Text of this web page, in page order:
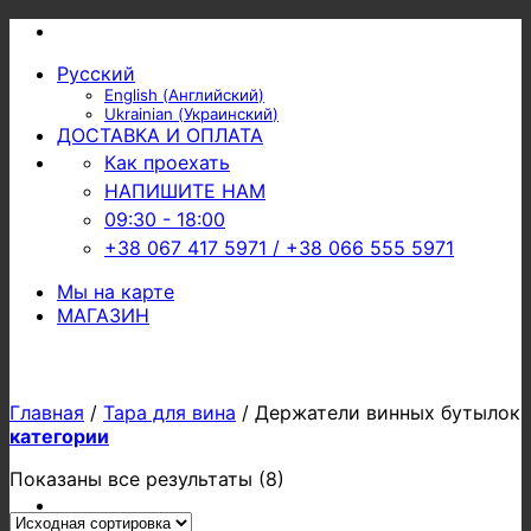
Skip
contentРусский
English (Английский)
Ukrainian (Украинский)
ДОСТАВКА И ОПЛАТА
Как проехать
НАПИШИТЕ НАМ
09:30 - 18:00
+38 067 417 5971 / +38 066 555 5971
Мы на карте
МАГАЗИН
Главная / Тара для вина / Держатели винных бутылок
категории
Показаны все результаты (8)